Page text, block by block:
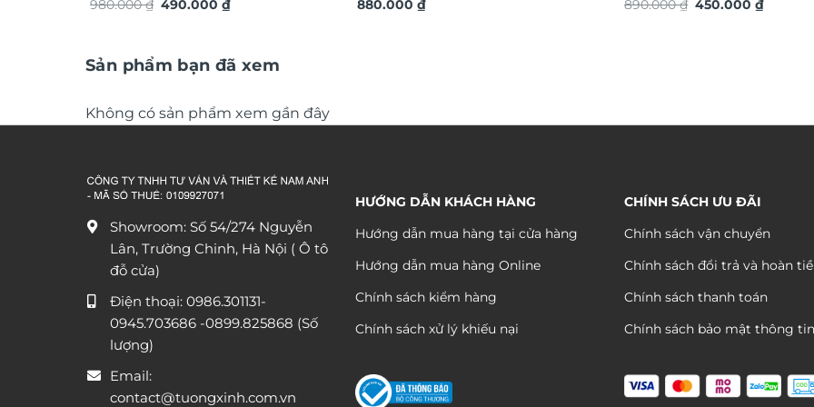
TG4919S
980.000₫ Giá
490.000₫Giá
490.000 ₫.
lộc TG4936S
880.000₫
TG4915S
890.000₫ Giá
450.000₫Giá
Sản phẩm bạn đã xem
Không có sản phẩm xem gần đây
Showroom: Số 54/274 Nguyễn
Lân, Trường Chinh, Hà Nội ( Ô tô
đỗ cửa)
Điện thoại: 0986.301131-
0945.703686 -0899.825868 (Số
lượng)
Email:
contact@tuongxinh.com.vn
HƯỚNG DẪN KHÁCH HÀNG
Hướng dẫn mua hàng tại cửa hàng
Hướng dẫn mua hàng Online
Chính sách kiểm hàng
Chính sách xử lý khiếu nại
CHÍNH SÁCH ƯU ĐÃI
Chính sách vận chuyển
Chính sách đổi trả và hoàn
Chính sách thanh toán
Chính sách bảo mật thông tin